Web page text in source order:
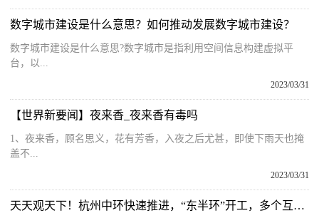
数字城市建设是什么意思？如何推动发展数字城市建设？
数字城市建设是什么意思?数字城市是指利用空间信息构建虚拟平
台，以...
2023/03/31
【世界新要闻】夜来香_夜来香有毒吗
1、夜来香，顾名思义，花有芳香，入夜之后尤甚，即使下雨天也掩
盖不...
2023/03/31
天天观天下！杭州中环快速推进，“东半环”开工，多个互通6月通车！